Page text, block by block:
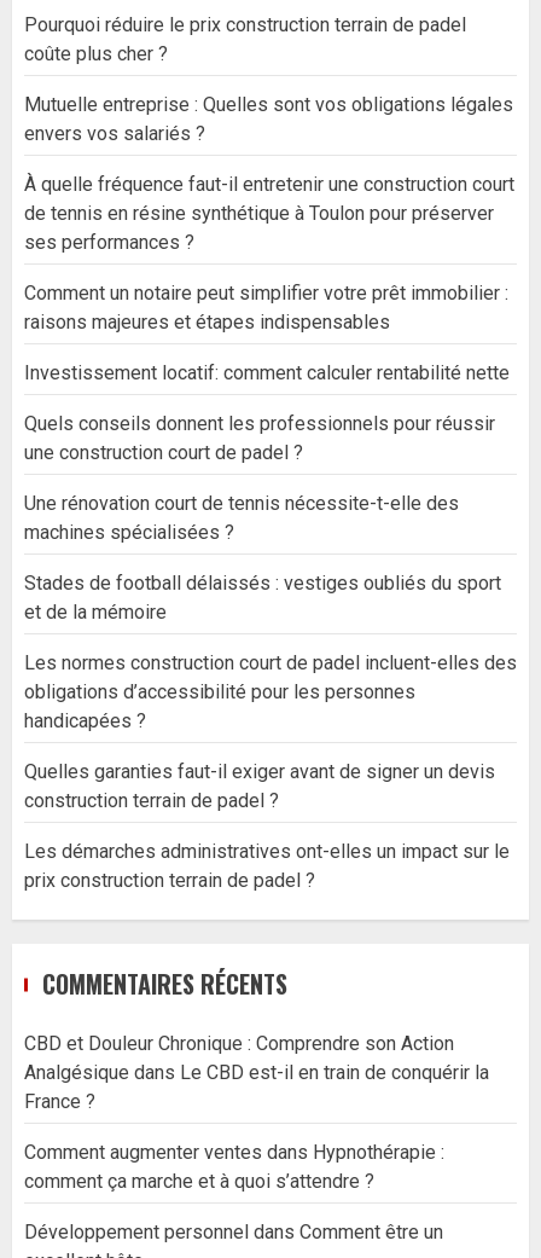
Pourquoi réduire le prix construction terrain de padel
coûte plus cher ?
Mutuelle entreprise : Quelles sont vos obligations légales
envers vos salariés ?
À quelle fréquence faut-il entretenir une construction court
de tennis en résine synthétique à Toulon pour préserver
ses performances ?
Comment un notaire peut simplifier votre prêt immobilier :
raisons majeures et étapes indispensables
Investissement locatif: comment calculer rentabilité nette
Quels conseils donnent les professionnels pour réussir
une construction court de padel ?
Une rénovation court de tennis nécessite-t-elle des
machines spécialisées ?
Stades de football délaissés : vestiges oubliés du sport
et de la mémoire
Les normes construction court de padel incluent-elles des
obligations d’accessibilité pour les personnes
handicapées ?
Quelles garanties faut-il exiger avant de signer un devis
construction terrain de padel ?
Les démarches administratives ont-elles un impact sur le
prix construction terrain de padel ?
COMMENTAIRES RÉCENTS
CBD et Douleur Chronique : Comprendre son Action
Analgésique dans Le CBD est-il en train de conquérir la
France ?
Comment augmenter ventes dans Hypnothérapie :
comment ça marche et à quoi s’attendre ?
Développement personnel dans Comment être un